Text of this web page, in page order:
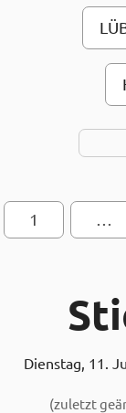
1 …
Dienstag, 11.
(zuletzt